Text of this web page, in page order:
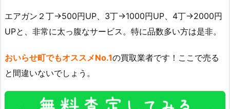
エアガン２丁→500円UP、3丁→1000円UP、4丁→2000円
UPと、非常に太っ腹なサービス。特に品数多い方は是非。
おいらせ町でもオススメNo.1の買取業者です！ここで売る
と間違いないでしょう。